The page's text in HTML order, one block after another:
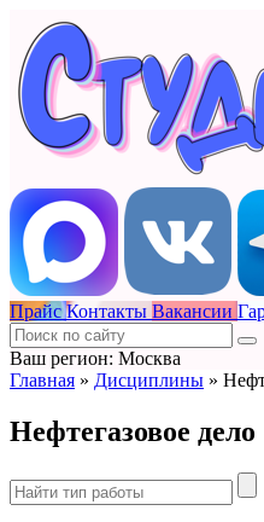
Прайс Контакты Вакансии
Ваш регион: Москва
Главная » Дисциплины »
Нефтегазовое дело